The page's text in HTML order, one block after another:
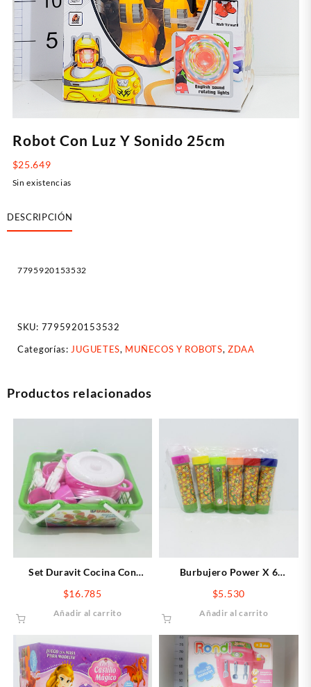
Robot Con Luz Y Sonido 25cm
$25.649
Sin existencias
DESCRIPCIÓN
7795920153532
SKU: 7795920153532
Categorías: JUGUETES, MUÑECOS Y ROBOTS,ZDAA
Productos relacionados
Set Duravit Cocina Con
$16.785
Añadir al carrito
Burbujero Power X 6
$5.530
Añadir al carrito